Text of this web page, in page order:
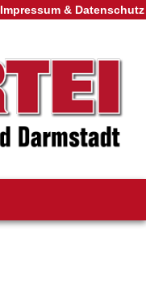
Impressum & Datenschutz